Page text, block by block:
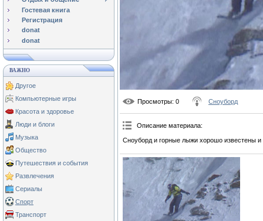
Гостевая книга
Регистрация
donat
donat
ВАЖНО
Другое
Компьютерные игры
Красота и здоровье
Люди и блоги
Музыка
Общество
Путешествия и события
Развлечения
Сериалы
Спорт
Транспорт
Просмотры: 0 Сноуборд
Описание материала:
Сноуборд и горные лыжи хорошо известены